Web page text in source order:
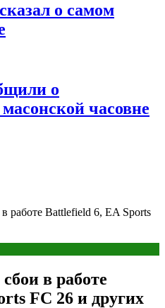
о самом
о
часовне
работе Battlefield 6, EA Sports
в работе
FC 26 и других